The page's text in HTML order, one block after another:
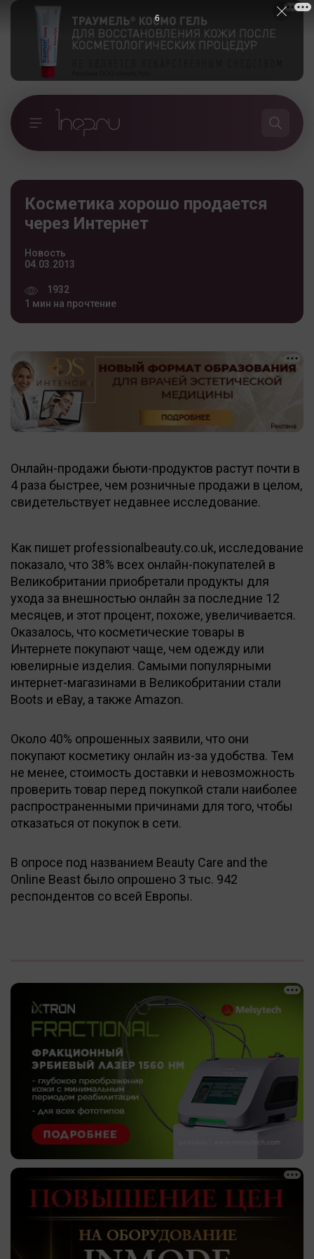
Косметика хорошо продается
через Интернет
Новость
04.03.2013
1932
1 мин на прочтение
Онлайн-продажи бьюти-продуктов растут почти в
4 раза быстрее, чем розничные продажи в целом,
свидетельствует недавнее исследование.
Как пишет professionalbeauty.co.uk, исследование
показало, что 38% всех онлайн-покупателей в
Великобритании приобретали продукты для
ухода за внешностью онлайн за последние 12
месяцев, и этот процент, похоже, увеличивается.
Оказалось, что косметические товары в
Интернете покупают чаще, чем одежду или
ювелирные изделия. Самыми популярными
интернет-магазинами в Великобритании стали
Boots и eBay, а также Amazon.
Около 40% опрошенных заявили, что они
покупают косметику онлайн из-за удобства. Тем
не менее, стоимость доставки и невозможность
проверить товар перед покупкой стали наиболее
распространенными причинами для того, чтобы
отказаться от покупок в сети.
В опросе под названием Beauty Care and the
Online Beast было опрошено 3 тыс. 942
респондентов со всей Европы.
5